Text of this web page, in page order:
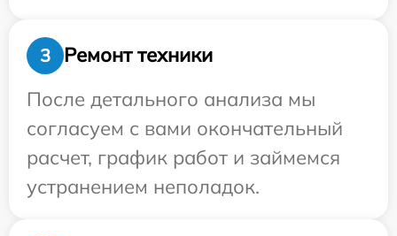
3
Ремонт техники
После детального анализа мы
согласуем с вами окончательный
расчет, график работ и займемся
устранением неполадок.